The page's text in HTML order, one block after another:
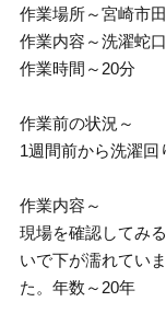
作業場所～宮崎市
作業内容～洗濯蛇
作業時間～20分
作業前の状況～
1週間前から洗濯回
作業内容～
現場を確認してみ
いで下が濡れてい
た。年数～20年